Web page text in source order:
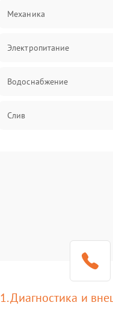
Механика
Электропитание
Водоснабжение
Слив
1. Диагностика и